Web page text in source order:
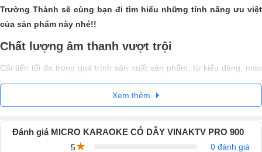
Trường Thành sẽ cùng bạn đi tìm hiểu những tính năng ưu việt
của sản phẩm này nhé!!
Chất lượng âm thanh vượt trội
Cải tiến tối đa trong quá trình sản xuất sản phẩm, từ kiểu dáng, màu
sắc đến chất lượng, tính năng của micro. Cho chất âm hay hơn, mạnh
mẽ hơn, đáp ứng được mọi điều kiện âm thanh khác nhau.
Kiểu dáng hiện đại, sang trọng
Thiết kế vẻ ngoài thanh nhã màu bạc ánh kim sáng bóng.
Xem thêm
Đánh giá MICRO KARAOKE CÓ DÂY VINAKTV PRO 900
5★
0 đánh giá